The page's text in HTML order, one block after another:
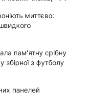
миттєво:
пам'ятну срібну
збірної з футболу
панелей